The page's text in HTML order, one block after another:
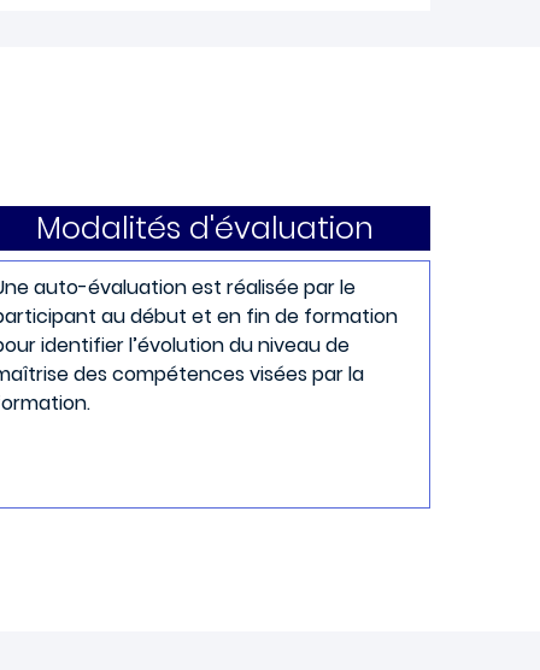
Modalités d'évaluation
auto-évaluation est réalisée par le
au début et en fin de formation
identifier l’évolution du niveau de
des compétences visées par la